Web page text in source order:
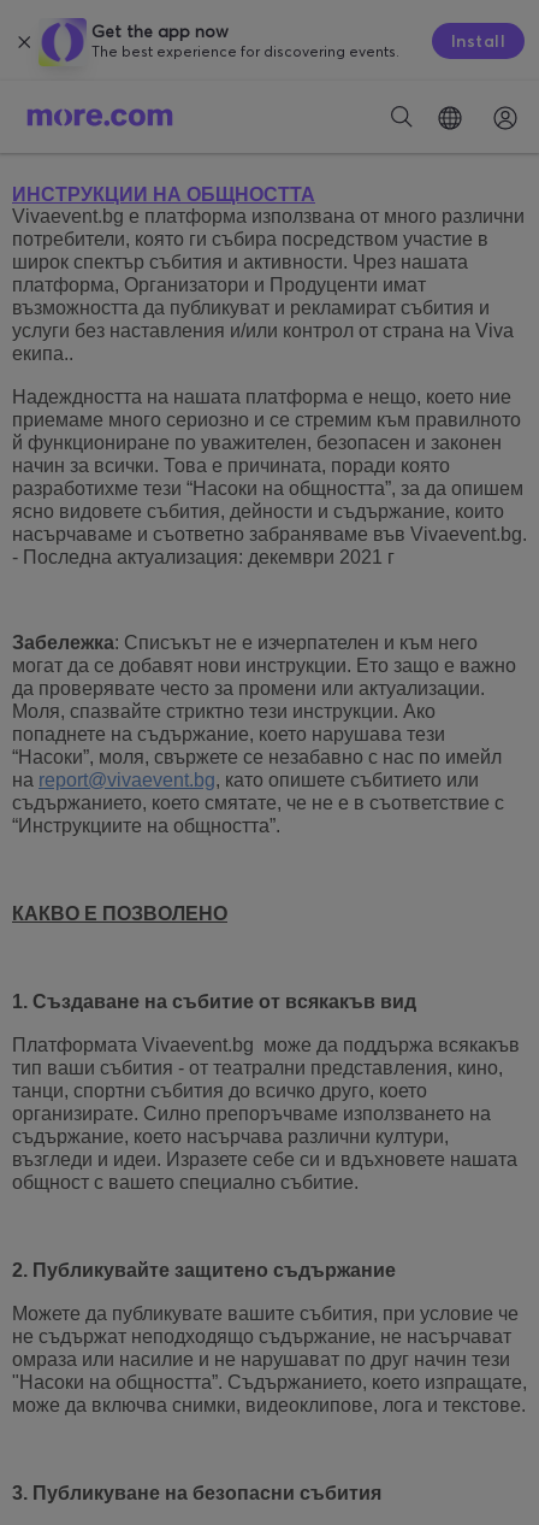
Get the app now
The best experience for discovering events. Install
ИНСТРУКЦИИ НА ОБЩНОСТТА
Vivaevent.bg е платформа използвана от много различни
потребители, която ги събира посредством участие в
широк спектър събития и активности. Чрез нашата
платформа, Организатори и Продуценти имат
възможността да публикуват и рекламират събития и
услуги без наставления и/или контрол от страна на Viva
екипа..
Надеждността на нашата платформа е нещо, което ние
приемаме много сериозно и се стремим към правилното
й функциониране по уважителен, безопасен и законен
начин за всички. Това е причината, поради която
разработихме тези “Насоки на общността”, за да опишем
ясно видовете събития, дейности и съдържание, които
насърчаваме и съответно забраняваме във Vivaevent.bg.
- Последна актуализация: декември 2021 г
Забележка: Списъкът не е изчерпателен и към него
могат да се добавят нови инструкции. Ето защо е важно
да проверявате често за промени или актуализации.
Моля, спазвайте стриктно тези инструкции. Ако
попаднете на съдържание, което нарушава тези
“Насоки”, моля, свържете се незабавно с нас по имейл
на report@vivaevent.bg, като опишете събитието или
съдържанието, което смятате, че не е в съответствие с
“Инструкциите на общността”.
КАКВО Е ПОЗВОЛЕНО
1. Създаване на събитие от всякакъв вид
Платформата Vivaevent.bg може да поддържа всякакъв
тип ваши събития - от театрални представления, кино,
танци, спортни събития до всичко друго, което
организирате. Силно препоръчваме използването на
съдържание, което насърчава различни култури,
възгледи и идеи. Изразете себе си и вдъхновете нашата
общност с вашето специално събитие.
2. Публикувайте защитено съдържание
Можете да публикувате вашите събития, при условие че
не съдържат неподходящо съдържание, не насърчават
омраза или насилие и не нарушават по друг начин тези
"Насоки на общността”. Съдържанието, което изпращате,
може да включва снимки, видеоклипове, лога и текстове.
3. Публикуване на безопасни събития